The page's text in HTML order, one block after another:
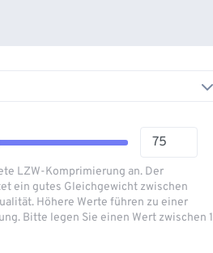
LZW-Komprimierung an. Der
ein gutes Gleichgewicht zwischen
Höhere Werte führen zu einer
Bitte legen Sie einen Wert zwischen 1